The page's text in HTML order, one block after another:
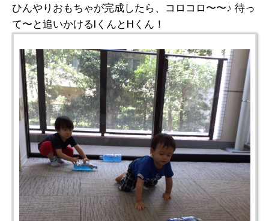
ひんやりおもちゃが完成したら、コロコロ〜〜♪ 待っ
て〜と追いかけるIくんとHくん！